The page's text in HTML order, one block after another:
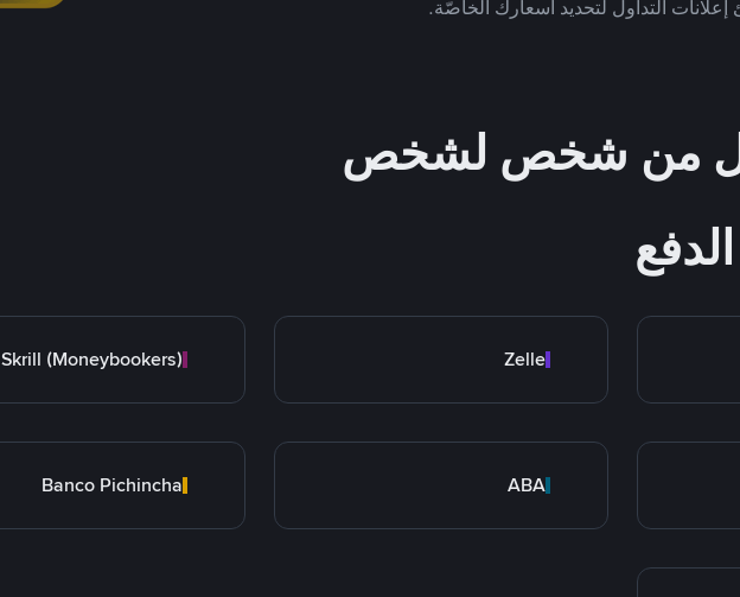
التداول لتحديد أسعارك الخاصّة.
من شخص لشخص
Zelle
Skrill (Moneybookers)
ABA
Banco Pichincha